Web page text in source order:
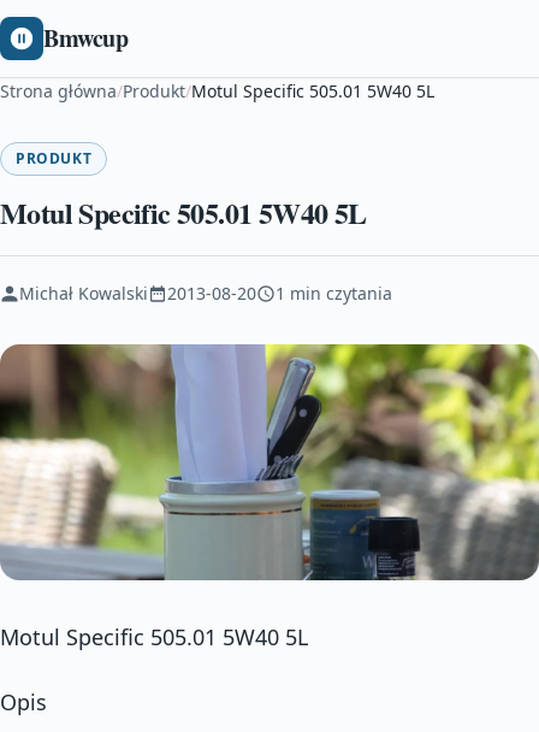
Bmwcup
Strona główna/Produkt/Motul Specific 505.01 5W40 5L
PRODUKT
Motul Specific 505.01 5W40 5L
Michał Kowalski 2013-08-20 1 min czytania
Motul Specific 505.01 5W40 5L
Opis